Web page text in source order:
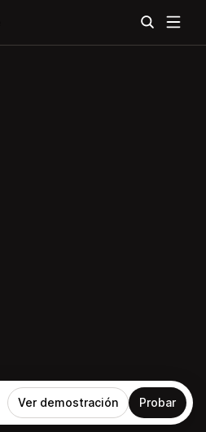
Ver demostración Probar